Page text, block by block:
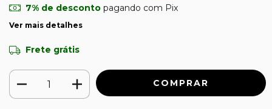
7% de descontopagando com Pix
Ver mais detalhes
Frete grátis